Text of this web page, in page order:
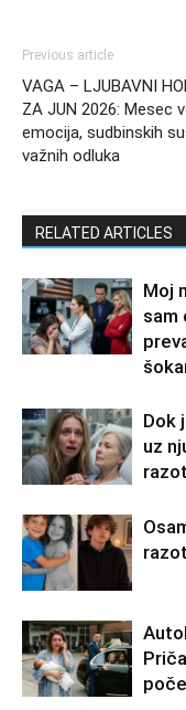
Previous article
VAGA – LJUBAVNI
ZA JUN 2026: Mesec
emocija, sudbinskih
važnih odluka
RELATED ARTICLES
Moj
sam
Dok
uz